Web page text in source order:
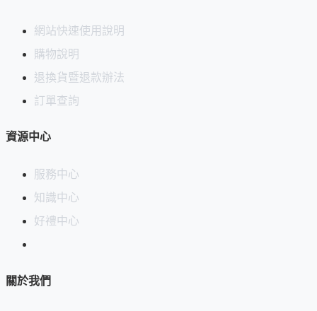
2007年09月..台北國際發明展金牌獎
2007年10月..台北秋電展創新產品獎
6.可耐高溫：可耐攝氏100度高溫
7.有限期限：長達3年
8.產品厚度：
網站快速使用說明
購物說明
退換貨暨退款辦法
訂單查詢
資源中心
服務中心
知識中心
好禮中心
關於我們